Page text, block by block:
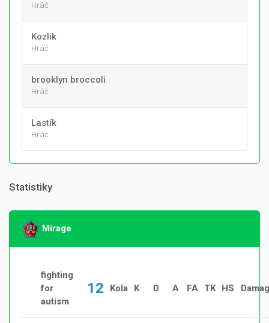
Hráč
Kozlik
Hráč
brooklyn broccoli
Hráč
Lastík
Hráč
Statistiky
Mirage
fighting
for
autism
12 Kola K D A FA TK HS